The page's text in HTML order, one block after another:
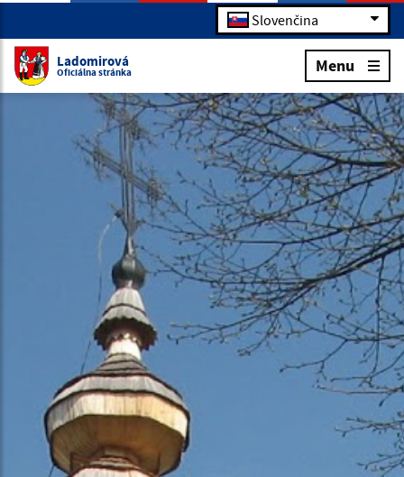
Slovenčina
Ladomirová
Oficiálna stránka Menu